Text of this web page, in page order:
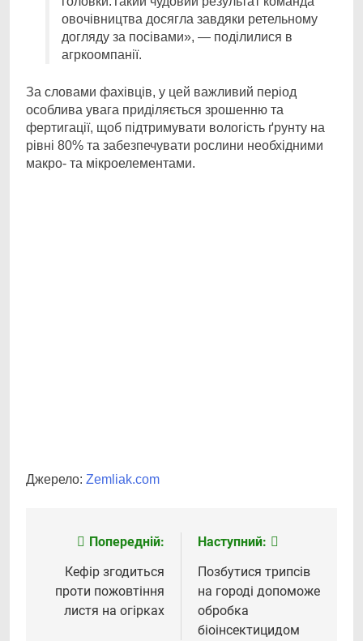
овочівництва досягла завдяки ретельному
догляду за посівами», — поділилися в
агркоомпанії.
За словами фахівців, у цей важливий період
особлива увага приділяється зрошенню та
фертигації, щоб підтримувати вологість ґрунту на
рівні 80% та забезпечувати рослини необхідними
макро- та мікроелементами.
Джерело: Zemliak.com
Навігація
записів
Попередній:
Кефір згодиться
проти пожовтіння
листя на огірках
Наступний:
Позбутися трипсів
на городі допоможе
обробка
біоінсектицидом